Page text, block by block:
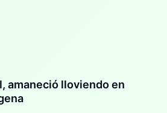
amaneció lloviendo en